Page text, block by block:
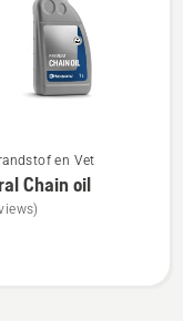
en Vet
Chain oil